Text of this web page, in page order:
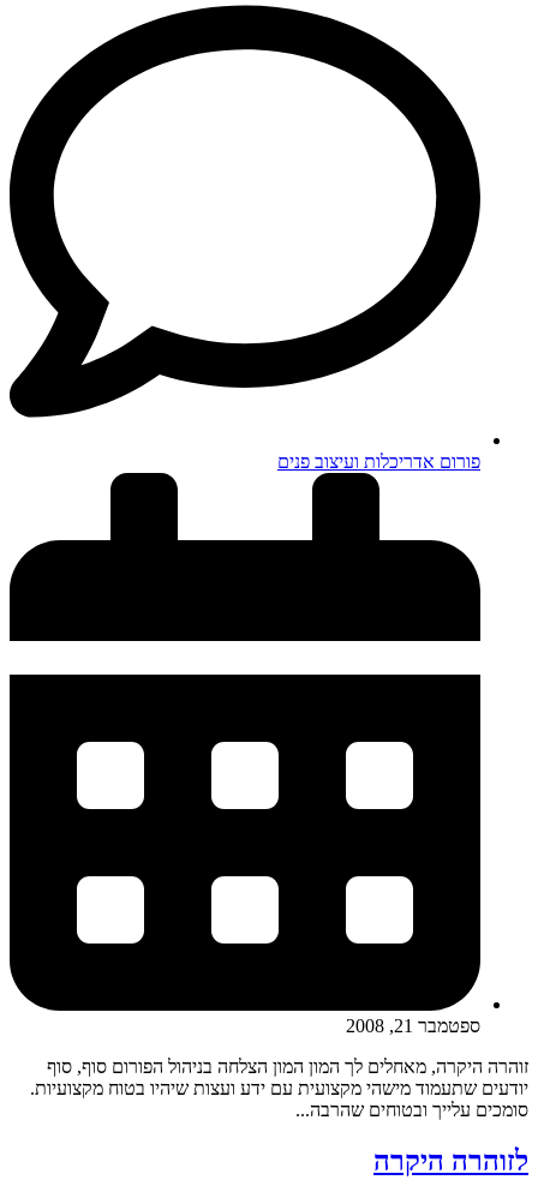
פורום אדריכלות ועיצוב פנים
ספטמבר 21, 2008
זוהרה היקרה, מאחלים לך המון המון הצלחה בניהול הפורום סוף, סוף
יודעים שתעמוד מישהי מקצועית עם ידע ועצות שיהיו בטוח מקצועיות.
סומכים עלייך ובטוחים שהרבה...
לזוהרה היקרה